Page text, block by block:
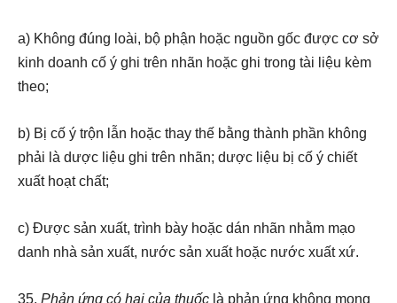
a) Không đúng loài, bộ phận hoặc nguồn gốc được cơ sở
kinh doanh cố ý ghi trên nhãn hoặc ghi trong tài liệu kèm
theo;
b) Bị cố ý trộn lẫn hoặc thay thế bằng thành phần không
phải là dược liệu ghi trên nhãn; dược liệu bị cố ý chiết
xuất hoạt chất;
c) Được sản xuất, trình bày hoặc dán nhãn nhằm mạo
danh nhà sản xuất, nước sản xuất hoặc nước xuất xứ.
35. Phản ứng có hại của thuốc là phản ứng không mong